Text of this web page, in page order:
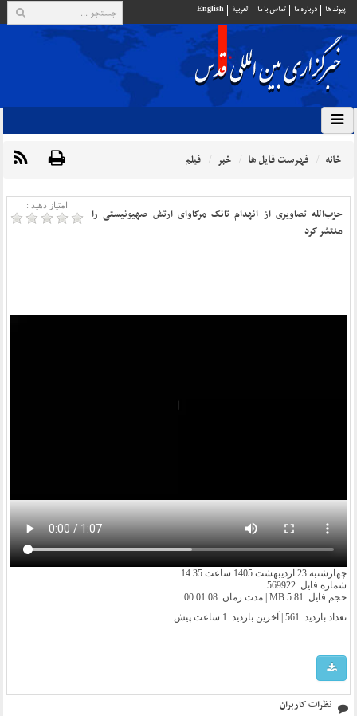
پيوند ها درباره ما تماس با ما العربية English
خانه فهرست فایل ها خبر فیلم
امتیاز دهید :
حزب‌الله تصاویری از انهدام تانک مرکاوای ارتش صهیونیستی را
منتشر کرد
چهارشنبه 23 اردیبهشت 1405 ساعت 14:35
شماره فایل: 569922
حجم فایل: 5.81 MB | مدت زمان: 00:01:08
تعداد بازدید: 561 | آخرین بازدید:
1 ساعت پیش
نظرات کاربران